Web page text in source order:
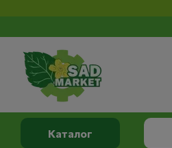
Каталог